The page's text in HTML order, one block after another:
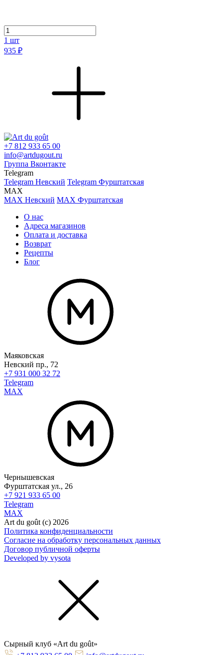
1 шт
935 ₽
+7 812 933 65 00
info@artdugout.ru
Группа Вконтакте
Telegram
Telegram Невский Telegram Фурштатская
MAX
MAX Невский MAX Фурштатская
О нас
Адреса магазинов
Оплата и доставка
Возврат
Рецепты
Блог
Маяковская
Невский пр., 72
+7 931 000 32 72
Telegram
MAX
Чернышевская
Фурштатская ул., 26
+7 921 933 65 00
Telegram
MAX
Art du goût (с) 2026
Политика конфиденциальности
Согласие на обработку персональных данных
Договор публичной оферты
Developed by vysota
Cырный клуб «Art du goût»